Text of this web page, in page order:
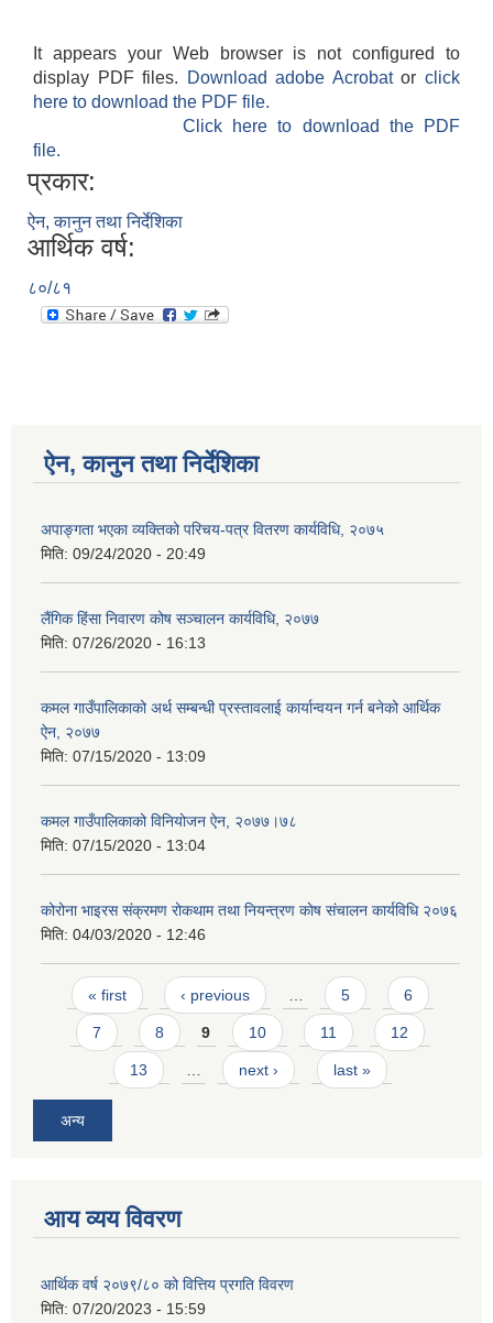
It appears your Web browser is not configured to
display PDF files.
Download adobe Acrobatorclick
here to download the PDF file.
Click here to download the PDF
file.
प्रकार:
ऐन, कानुन तथा निर्देशिका
आर्थिक वर्ष:
८०/८१
ऐन, कानुन तथा निर्देशिका
अपाङ्गता भएका व्यक्तिको परिचय-पत्र वितरण कार्यविधि, २०७५
मिति: 09/24/2020 - 20:49
लैंगिक हिंसा निवारण कोष सञ्चालन कार्यविधि, २०७७
मिति: 07/26/2020 - 16:13
कमल गाउँपालिकाको अर्थ सम्बन्धी प्रस्तावलाई कार्यान्वयन गर्न बनेको आर्थिक
ऐन, २०७७
मिति: 07/15/2020 - 13:09
कमल गाउँपालिकाको विनियोजन ऐन, २०७७।७८
मिति: 07/15/2020 - 13:04
कोरोना भाइरस संक्रमण रोकथाम तथा नियन्त्रण काेष संचालन कार्यविधि २०७६
मिति: 04/03/2020 - 12:46
Pages
« first ‹ previous 5 6
7 8 9 10 11 12
13 next › last »
अन्य
आय व्यय विवरण
आर्थिक वर्ष २०७९/८० को वित्तिय प्रगति विवरण
मिति: 07/20/2023 - 15:59